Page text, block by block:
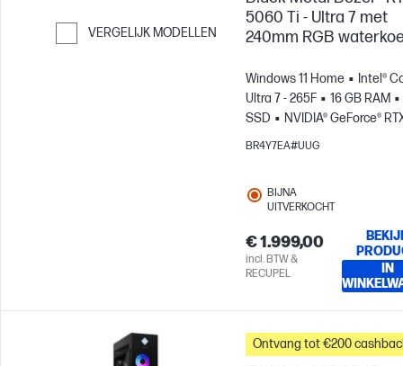
VERGELIJK MODELLEN
5060 Ti - Ultra 7 met
240mm RGB
Windows 11 Home
Intel®
Ultra 7 - 265F
16 GB RAM
SSD
NVIDIA® GeForce®
5060 Ti (16 GB)
BR4Y7EA#UUG
BIJNA
UITVERKOCHT
€ 1.999,00
incl. BTW &
RECUPEL
IN
Ontvang tot €200